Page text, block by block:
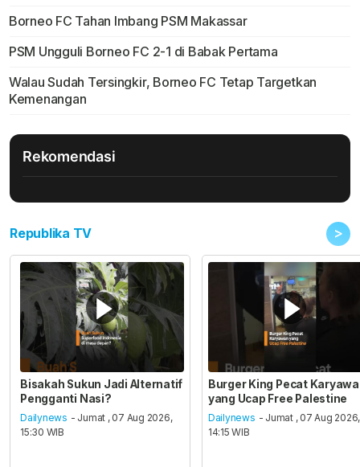
Borneo FC Tahan Imbang PSM Makassar
PSM Ungguli Borneo FC 2-1 di Babak Pertama
Walau Sudah Tersingkir, Borneo FC Tetap Targetkan
Kemenangan
Rekomendasi
Republika TV >
Bisakah Sukun Jadi Alternatif
Pengganti Nasi?
Dailynews - Jumat , 07 Aug 2026,
15:30 WIB
Burger King Pecat
yang Ucap Free Palestine
Dailynews - Jumat , 07 Aug 2026,
14:15 WIB